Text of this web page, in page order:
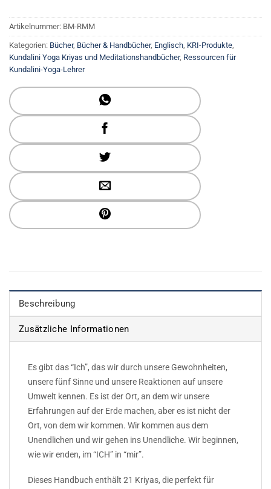
Artikelnummer: BM-RMM
Kategorien: Bücher, Bücher & Handbücher, Englisch, KRI-Produkte,
Kundalini Yoga Kriyas und Meditationshandbücher, Ressourcen für
Kundalini-Yoga-Lehrer
Beschreibung
Zusätzliche Informationen
Es gibt das “Ich”, das wir durch unsere Gewohnheiten,
unsere fünf Sinne und unsere Reaktionen auf unsere
Umwelt kennen. Es ist der Ort, an dem wir unsere
Erfahrungen auf der Erde machen, aber es ist nicht der
Ort, von dem wir kommen. Wir kommen aus dem
Unendlichen und wir gehen ins Unendliche. Wir beginnen,
wie wir enden, im “ICH” in “mir”.
Dieses Handbuch enthält 21 Kriyas, die perfekt für